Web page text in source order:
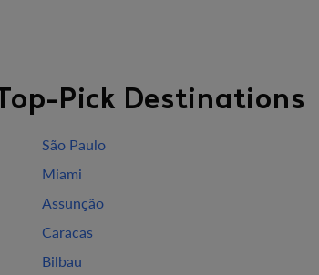
Pick Destinations
São Paulo
Miami
Assunção
Caracas
Bilbau